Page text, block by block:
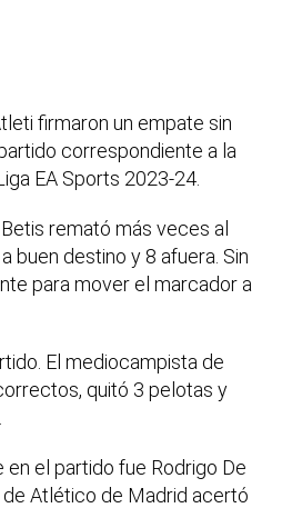
firmaron un empate sin
correspondiente a la
EA Sports 2023-24.
remató más veces al
buen destino y 8 afuera. Sin
para mover el marcador a
El mediocampista de
quitó 3 pelotas y
el partido fue Rodrigo De
Atlético de Madrid acertó